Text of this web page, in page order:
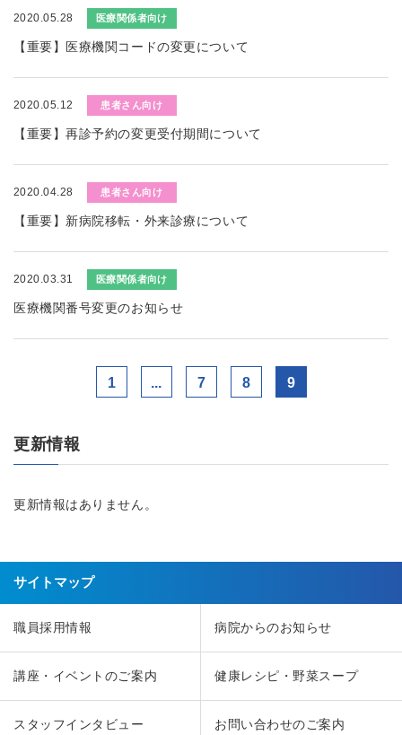
2020.05.28 医療関係者向け
【重要】医療機関コードの変更について
2020.05.12 患者さん向け
【重要】再診予約の変更受付期間について
2020.04.28 患者さん向け
【重要】新病院移転・外来診療について
2020.03.31 医療関係者向け
医療機関番号変更のお知らせ
1 ... 7 8 9
更新情報
更新情報はありません。
サイトマップ
職員採用情報 病院からのお知らせ
講座・イベントのご案内 健康レシピ・野菜スープ
スタッフインタビュー お問い合わせのご案内